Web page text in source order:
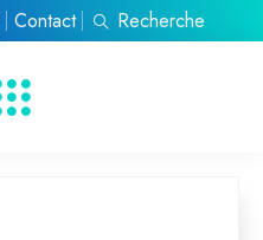
Contact Recherche